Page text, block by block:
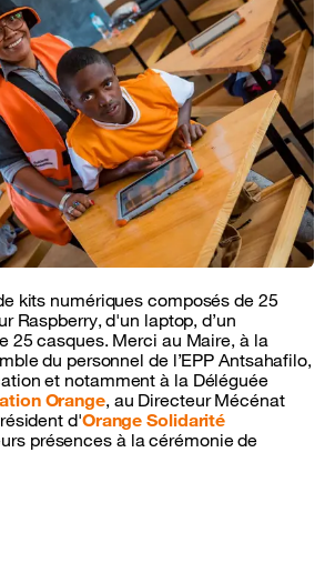
kits numériques composés de 25
Raspberry, d'un laptop, d’un
25 casques. Merci au Maire, à la
du personnel de l’EPP Antsahafilo,
et notamment à la Déléguée
Orange, au Directeur Mécénat
d'Orange Solidarité
présences à la cérémonie de